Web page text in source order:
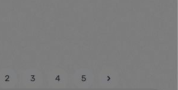
Oldal
2
Oldal
3
Oldal
4
Oldal
5